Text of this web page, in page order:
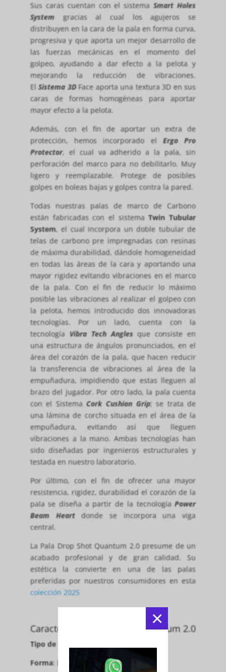
×
Sus caras cuentan con el sistemaSmart Holes
Systemgracias al cual los agujeros se
distribuyen en la cara de la pala en forma curva,
progresiva y que aporta un mejor desarrollo de
las fuerzas mecánicas en el momento del
golpeo, ayudando a dar efecto a la pelota y
mejorando la reducción de vibraciones.
ElSistema 3DFace aporta una textura 3D en sus
caras de formas homogéneas para aportar
mayor efecto a la pelota.
Además, con el fin de aportar un extra de
protección, hemos incorporado el Ergo Pro
Protector, el cual va adherido a la pala, sin
perforación del marco para no debilitarlo. Muy
ligero y reemplazable. Protege de posibles
golpes en boleas bajas y golpes contra la pared.
Todas nuestras palas de marco de Carbono
están fabricadas con el sistemaTwin Tubular
System, el cual incorpora un doble tubular de
telas de carbono pre impregnadas con resinas
de máxima durabilidad, dándole homogeneidad
en todas las áreas de la cara y aportando una
mayor rigidez evitando vibraciones en el marco
de la pala. Con el fin de reducir lo máximo
posible las vibraciones al realizar el golpeo con
la pelota, hemos introducido dos innovadoras
tecnologías. Por un lado, cuenta con la
tecnología Vibra Tech Angles que consiste en
una estructura de ángulos pronunciados, en el
área del corazón de la pala, que hacen reducir
la transferencia de vibraciones al área de la
empuñadura, impidiendo que estas lleguen al
brazo del jugador. Por otro lado, la pala cuenta
con el SistemaCork Cushion Grip; se trata de
una lámina de corcho situada en el área de la
empuñadura, evitando así que lleguen
vibraciones a la mano. Ambas tecnologías han
sido diseñadas por ingenieros estructurales y
testada en nuestro laboratorio.
Por último, con el fin de ofrecer una mayor
resistencia, rigidez, durabilidad el corazón de la
pala se diseña a partir de la tecnologíaPower
Beam Heart
donde se incorpora una viga
central.
La Pala Drop Shot Quantum 2.0 presume de un
acabado profesional y de gran calidad. Su
estética la convierte en una de las palas
preferidas por nuestros consumidores en esta
colección 2025
Características Drop Shot Quantum 2.0
Tipo de producto
Forma: Diamante